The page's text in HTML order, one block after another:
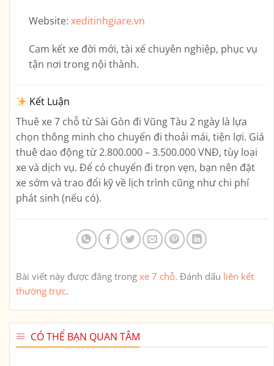
Website: xeditinhgiare.vn
Cam kết xe đời mới, tài xế chuyên nghiệp, phục vụ
tận nơi trong nội thành.
Kết Luận
Thuê xe 7 chỗ từ Sài Gòn đi Vũng Tàu 2 ngày là lựa
chọn thông minh cho chuyến đi thoải mái, tiện lợi. Giá
thuê dao động từ2.800.000 – 3.500.000 VNĐ, tùy loại
xe và dịch vụ. Để có chuyến đi trọn vẹn, bạn nên đặt
xe sớm và trao đổi kỹ về lịch trình cũng như chi phí
phát sinh (nếu có).
Bài viết này được đăng trong xe 7 chỗ. Đánh dấu liên kết
thường trực.
CÓ THỂ BẠN QUAN TÂM